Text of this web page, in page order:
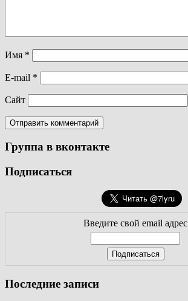
Имя *
E-mail *
Сайт
Группа в вконтакте
Подписаться
Введите свой email адрес
Последние записи